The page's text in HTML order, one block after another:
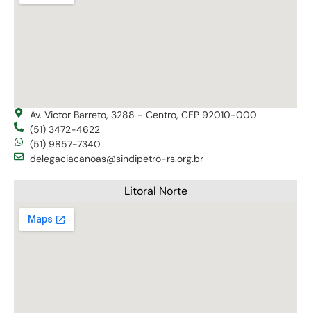
Av. Victor Barreto, 3288 - Centro, CEP 92010-000
(51) 3472-4622
(51) 9857-7340
delegaciacanoas@sindipetro-rs.org.br
Litoral Norte